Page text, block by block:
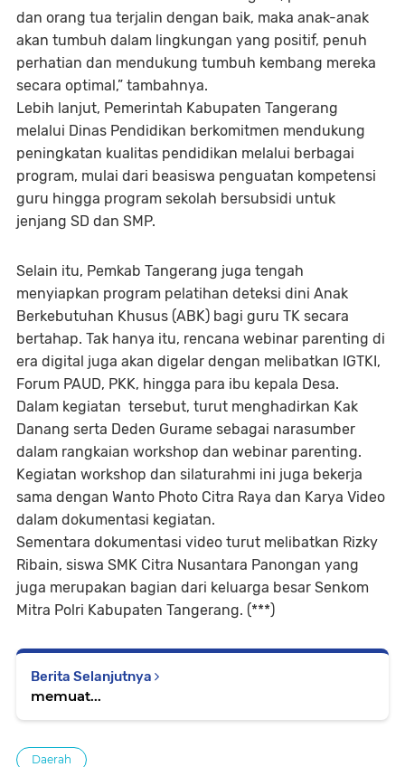
dan orang tua terjalin dengan baik, maka anak-anak
akan tumbuh dalam lingkungan yang positif, penuh
perhatian dan mendukung tumbuh kembang mereka
secara optimal,” tambahnya.
Lebih lanjut, Pemerintah Kabupaten Tangerang
melalui Dinas Pendidikan berkomitmen mendukung
peningkatan kualitas pendidikan melalui berbagai
program, mulai dari beasiswa penguatan kompetensi
guru hingga program sekolah bersubsidi untuk
jenjang SD dan SMP.
Selain itu, Pemkab Tangerang juga tengah
menyiapkan program pelatihan deteksi dini Anak
Berkebutuhan Khusus (ABK) bagi guru TK secara
bertahap. Tak hanya itu, rencana webinar parenting di
era digital juga akan digelar dengan melibatkan IGTKI,
Forum PAUD, PKK, hingga para ibu kepala Desa.
Dalam kegiatan tersebut, turut menghadirkan Kak
Danang serta Deden Gurame sebagai narasumber
dalam rangkaian workshop dan webinar parenting.
Kegiatan workshop dan silaturahmi ini juga bekerja
sama dengan Wanto Photo Citra Raya dan Karya Video
dalam dokumentasi kegiatan.
Sementara dokumentasi video turut melibatkan Rizky
Ribain, siswa SMK Citra Nusantara Panongan yang
juga merupakan bagian dari keluarga besar Senkom
Mitra Polri Kabupaten Tangerang. (***)
Berita Selanjutnya
memuat...
Daerah